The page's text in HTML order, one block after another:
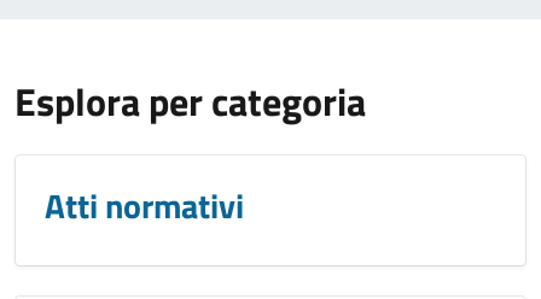
Esplora per categoria
Atti normativi